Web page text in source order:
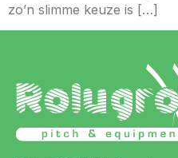
zo’n slimme keuze is […]